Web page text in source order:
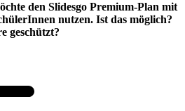
den Slidesgo Premium-Plan mit
nutzen. Ist das möglich?
geschützt?